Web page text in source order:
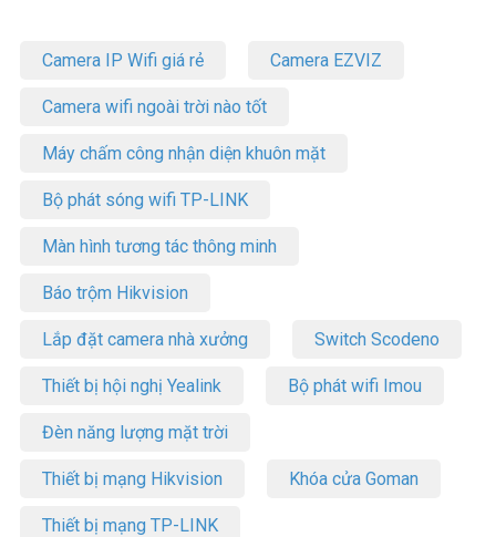
Camera IP Wifi giá rẻ Camera EZVIZ
Camera wifi ngoài trời nào tốt
Máy chấm công nhận diện khuôn mặt
Bộ phát sóng wifi TP-LINK
Màn hình tương tác thông minh
Báo trộm Hikvision
Lắp đặt camera nhà xưởng Switch Scodeno
Thiết bị hội nghị Yealink Bộ phát wifi Imou
Đèn năng lượng mặt trời
Thiết bị mạng Hikvision Khóa cửa Goman
Thiết bị mạng TP-LINK